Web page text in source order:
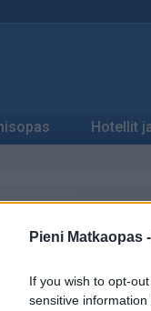
Pieni Matkaopas -
If you wish to opt-
sensitive
Hotellit